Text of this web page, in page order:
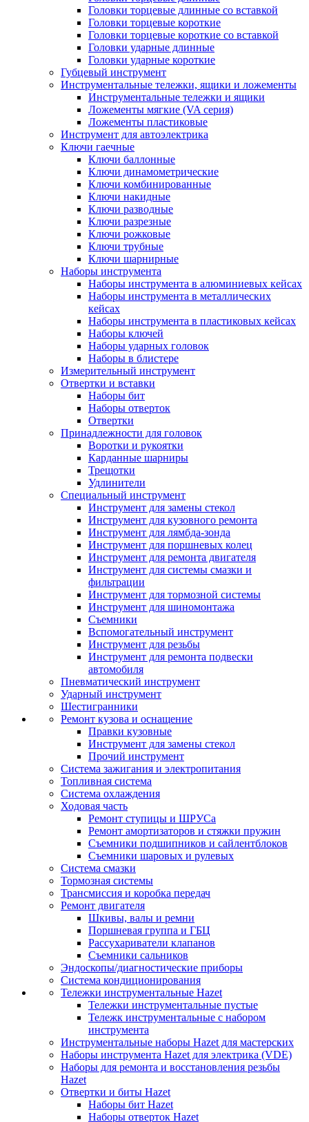
Головки торцевые длинные со вставкой
Головки торцевые короткие
Головки торцевые короткие со вставкой
Головки ударные длинные
Головки ударные короткие
Губцевый инструмент
Инструментальные тележки, ящики и ложементы
Инструментальные тележки и ящики
Ложементы мягкие (VA серия)
Ложементы пластиковые
Инструмент для автоэлектрика
Ключи гаечные
Ключи баллонные
Ключи динамометрические
Ключи комбинированные
Ключи накидные
Ключи разводные
Ключи разрезные
Ключи рожковые
Ключи трубные
Ключи шарнирные
Наборы инструмента
Наборы инструмента в алюминиевых кейсах
Наборы инструмента в металлических
кейсах
Наборы инструмента в пластиковых кейсах
Наборы ключей
Наборы ударных головок
Наборы в блистере
Измерительный инструмент
Отвертки и вставки
Наборы бит
Наборы отверток
Отвертки
Принадлежности для головок
Воротки и рукоятки
Карданные шарниры
Трещотки
Удлинители
Специальный инструмент
Инструмент для замены стекол
Инструмент для кузовного ремонта
Инструмент для лямбда-зонда
Инструмент для поршневых колец
Инструмент для ремонта двигателя
Инструмент для системы смазки и
фильтрации
Инструмент для тормозной системы
Инструмент для шиномонтажа
Съемники
Вспомогательный инструмент
Инструмент для резьбы
Инструмент для ремонта подвески
автомобиля
Пневматический инструмент
Ударный инструмент
Шестигранники
Ремонт кузова и оснащение
Правки кузовные
Инструмент для замены стекол
Прочий инструмент
Система зажигания и электропитания
Топливная система
Система охлаждения
Ходовая часть
Ремонт ступицы и ШРУСа
Ремонт амортизаторов и стяжки пружин
Съемники подшипников и сайлентблоков
Съемники шаровых и рулевых
Система смазки
Тормозная системы
Трансмиссия и коробка передач
Ремонт двигателя
Шкивы, валы и ремни
Поршневая группа и ГБЦ
Рассухариватели клапанов
Съемники сальников
Эндоскопы/диагностические приборы
Система кондиционирования
Тележки инструментальные Hazet
Тележки инструментальные пустые
Тележк инструментальные с набором
инструмента
Инструментальные наборы Hazet для мастерских
Наборы инструмента Hazet для электрика (VDE)
Наборы для ремонта и восстановления резьбы
Hazet
Отвертки и биты Hazet
Наборы бит Hazet
Наборы отверток Hazet